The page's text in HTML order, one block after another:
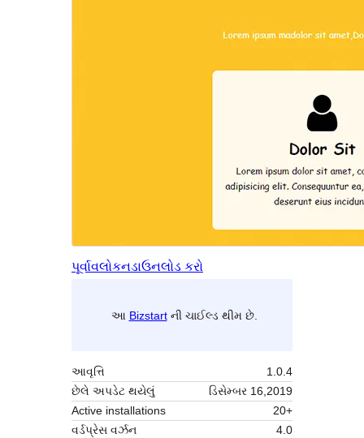
પૂર્વાવલોકનડાઉનલોડ કરો
આ Bizstartની ચાઈલ્ડ થીમ છે.
આવૃત્તિ
1.0.4
છેલે અપડેટ થયેલું
ડિસેમ્બર 16,2019
Active installations
20+
વર્ડપ્રેસ વર્ઝન
4.0